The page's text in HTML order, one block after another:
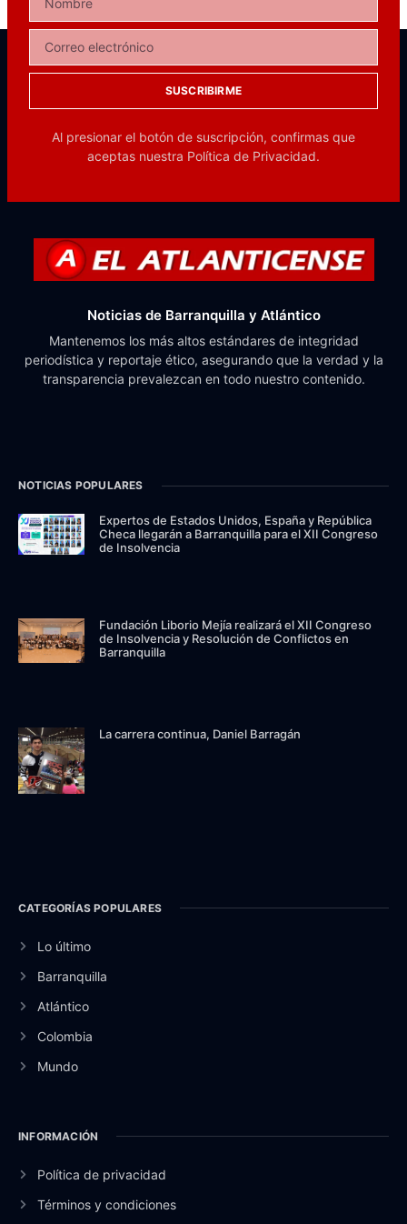
SUSCRIBIRME
Al presionar el botón de suscripción, confirmas que
aceptas nuestra Política de Privacidad.
Noticias de Barranquilla y Atlántico
Mantenemos los más altos estándares de integridad
periodística y reportaje ético, asegurando que la verdad y la
transparencia prevalezcan en todo nuestro contenido.
NOTICIAS POPULARES
Expertos de Estados Unidos, España y República
Checa llegarán a Barranquilla para el XII Congreso
de Insolvencia
Fundación Liborio Mejía realizará el XII Congreso
de Insolvencia y Resolución de Conflictos en
Barranquilla
La carrera continua, Daniel Barragán
CATEGORÍAS POPULARES
Lo último
Barranquilla
Atlántico
Colombia
Mundo
INFORMACIÓN
Política de privacidad
Términos y condiciones